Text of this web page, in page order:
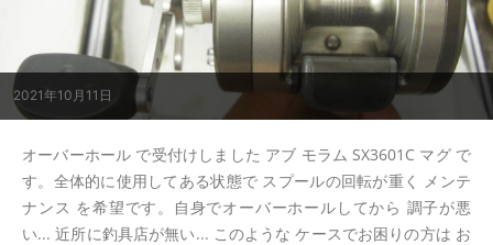
2021年10月11日
オーバーホール で受付けしました アブ モラム SX3601C マグ で
す。全体的に使用してある状態で スプールの回転が重く メンテ
ナンス を希望です。自身でオーバーホールしてから 調子が悪
い... 近所に釣具店が無い... このような ケースでお困りの方は お